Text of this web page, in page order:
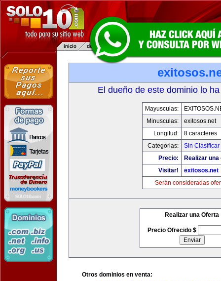
El dueño de este dominio lo
Mayusculas:
Minusculas:
exitosos.net
Longitud:
8 caracteres
Categorias:
Sin Clasificar
Precio:
Realizar
Visitar!
exitosos.net
Serán consideradas
Realizar una Oferta
Precio Ofrecido $
Otros dominios en venta: